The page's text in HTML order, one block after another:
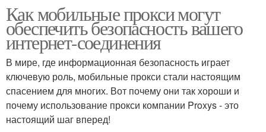
Как мобильные прокси могут
обеспечить безопасность вашего
интернет-соединения
В мире, где информационная безопасность играет
ключевую роль, мобильные прокси стали настоящим
спасением для многих. Вот почему они так хороши и
почему использование прокси компании Proxys - это
настоящий шаг вперед!